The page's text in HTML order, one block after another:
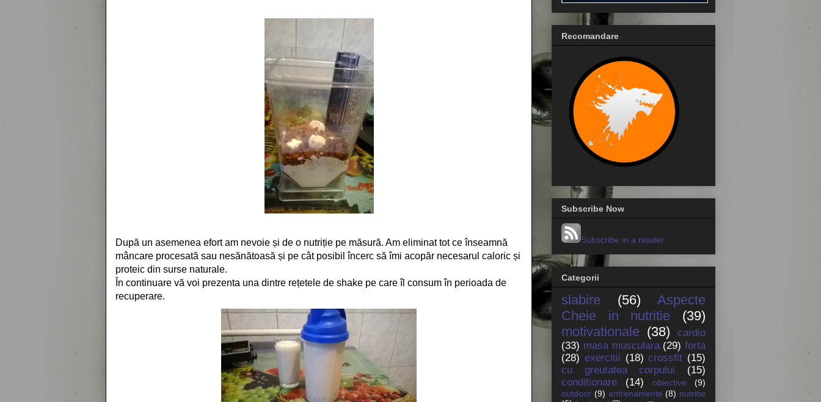
După un asemenea efort am nevoie și de o nutriție pe măsură. Am eliminat tot ce înseamnă
mâncare procesată sau nesănătoasă și pe cât posibil încerc să îmi acopăr necesarul caloric și
proteic din surse naturale.
În continuare vă voi prezenta una dintre rețetele de shake pe care îl consum în perioada de
recuperare.
Recomandare
Subscribe Now
Subscribe in a reader
Categorii
slabire (56)
Aspecte
Cheie in nutritie
(39)
motivationale (38)
cardio
(33) masa musculara (29) forta
(28) exercitii (18) crossfit (15)
cu greutatea corpului
(15)
conditionare
(14) obiective
(9)
outdoor (9) antrenamente (8) nutritie